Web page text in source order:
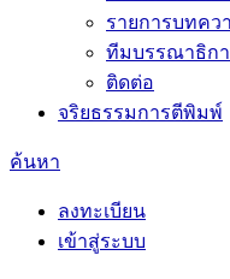
รายการบทคว
ทีมบรรณาธิก
ติดต่อ
จริยธรรมการตีพิมพ์
ค้นหา
ลงทะเบียน
เข้าสู่ระบบ